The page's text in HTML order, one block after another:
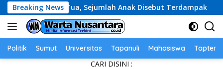
Skip
to
content
Breaking News
Tua, Sejumlah Anak Disebut Terdampak Sambut
Politik Sumut Universitas Tapanuli Mahasiswa Tapteng
CARI DISINI :